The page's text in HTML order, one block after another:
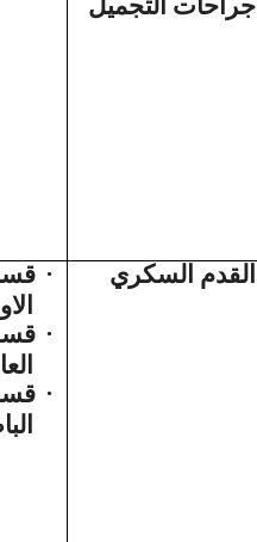
جراحات التجميل
القدم السكري ·
·
·